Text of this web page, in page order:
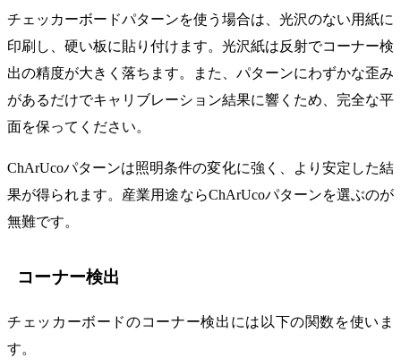
チェッカーボードパターンを使う場合は、光沢のない用紙に
印刷し、硬い板に貼り付けます。光沢紙は反射でコーナー検
出の精度が大きく落ちます。また、パターンにわずかな歪み
があるだけでキャリブレーション結果に響くため、完全な平
面を保ってください。
ChArUcoパターンは照明条件の変化に強く、より安定した結
果が得られます。産業用途ならChArUcoパターンを選ぶのが
無難です。
コーナー検出
チェッカーボードのコーナー検出には以下の関数を使いま
す。